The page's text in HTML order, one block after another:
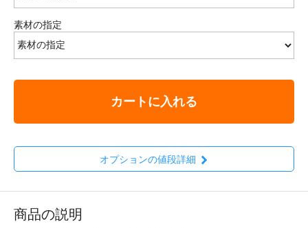
素材の指定
カートに入れる
オプションの値段詳細
商品の説明